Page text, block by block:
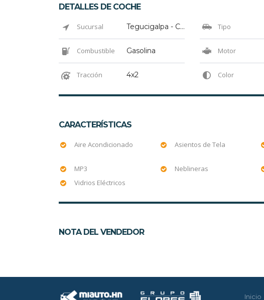
DETALLES DE COCHE
Sucursal Tegucigalpa - Colonia El Prado Tipo
Combustible Gasolina Motor
Tracción 4x2 Color
CARACTERÍSTICAS
Aire Acondicionado Asientos de Tela
MP3
Neblineras
Vidrios Eléctricos
NOTA DEL VENDEDOR
Inicio